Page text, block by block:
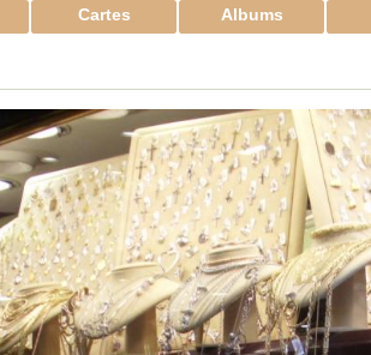
Cartes Albums